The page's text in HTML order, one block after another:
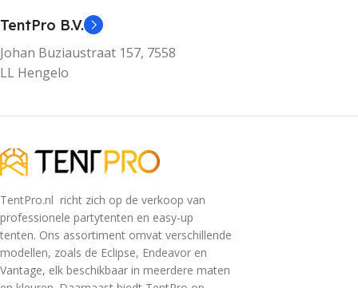
TentPro B.V.
Johan Buziaustraat 157, 7558
LL Hengelo
TentPro.nl richt zich op de verkoop van
professionele partytenten en easy-up
tenten. Ons assortiment omvat verschillende
modellen, zoals de Eclipse, Endeavor en
Vantage, elk beschikbaar in meerdere maten